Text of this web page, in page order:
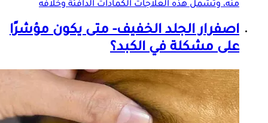
منه، وتشمل هذه العلاجات الكمادات الدافئة وخلافه
اصفرارالجلدالخفيف- متى يكون مؤشرًا
على مشكلة في الكبد؟